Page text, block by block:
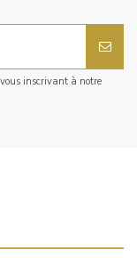
inscrivant à notre